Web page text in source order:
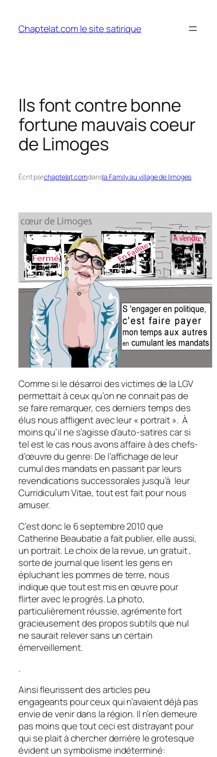
contenu
Chaptelat.com le site satirique
Ils font contre bonne
fortune mauvais coeur
de Limoges
Écrit parchaptelat.comdansla Family au village de limoges
Comme si le désarroi des victimes de la LGV
permettait à ceux qu’on ne connait pas de
se faire remarquer, ces derniers temps des
élus nous affligent avec leur « portrait ». À
moins qu’il ne s’agisse d’auto-satires car si
tel est le cas nous avons affaire à des chefs-
d’œuvre du genre: De l’affichage de leur
cumul des mandats en passant par leurs
revendications successorales jusqu’à leur
Curridiculum Vitae, tout est fait pour nous
amuser.
C’est donc le 6 septembre 2010 que
Catherine Beaubatie a fait publier, elle aussi,
un portrait. Le choix de la revue, un gratuit ,
sorte de journal que lisent les gens en
épluchant les pommes de terre, nous
indique que tout est mis en œuvre pour
flirter avec le progrès. La photo,
particulièrement réussie, agrémente fort
gracieusement des propos subtils que nul
ne saurait relever sans un certain
émerveillement.
.
Ainsi fleurissent des articles peu
engageants pour ceux qui n’avaient déjà pas
envie de venir dans la région. Il n’en demeure
pas moins que tout ceci est distrayant pour
qui se plait à chercher derrière le grotesque
évident un symbolisme indéterminé: